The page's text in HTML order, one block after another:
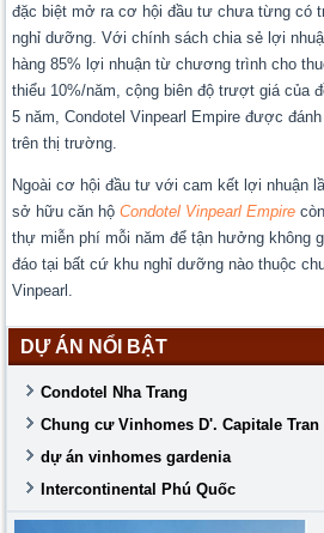
đặc biệt mở ra cơ hội đầu tư chưa từng có
nghỉ dưỡng. Với chính sách chia sẻ lợi
hàng 85% lợi nhuận từ chương trình cho
thiểu 10%/năm, cộng biên độ trượt giá của
5 năm, Condotel Vinpearl Empire được
trên thị trường.
Ngoài cơ hội đầu tư với cam kết lợi nhuận
sở hữu căn hộCondotel Vinpearl Empire
thự miễn phí mỗi năm để tận hưởng không
đáo tại bất cứ khu nghỉ dưỡng nào thuộc
Vinpearl.
DỰ ÁN NỔI BẬT
Condotel Nha Trang
Chung cư Vinhomes D'. Capitale Tran
dự án vinhomes gardenia
Intercontinental Phú Quốc